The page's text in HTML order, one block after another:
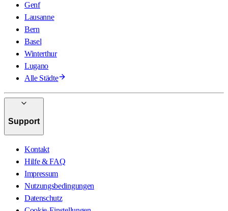
Genf
Lausanne
Bern
Basel
Winterthur
Lugano
Alle Städte
Support
Kontakt
Hilfe & FAQ
Impressum
Nutzungsbedingungen
Datenschutz